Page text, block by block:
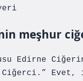
meşhur
Edirne
Ciğerci.” Evet,